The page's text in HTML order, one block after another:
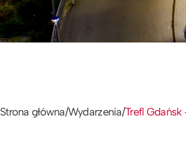
Strona główna/Wydarzenia/Trefl Gdańsk